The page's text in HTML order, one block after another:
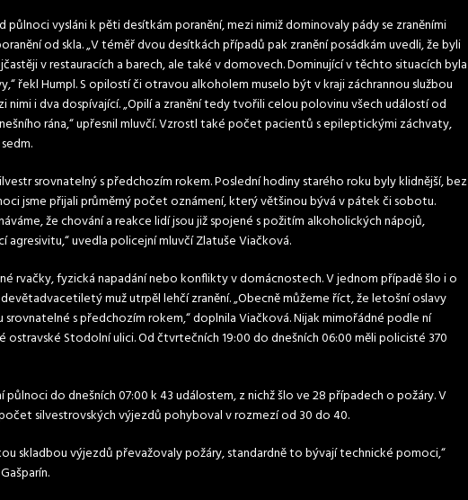
půlnoci vysláni k pěti desítkám poranění, mezi nimiž dominovaly pády se zraněními
od skla. „V téměř dvou desítkách případů pak zranění posádkám uvedli, že byli
v restauracích a barech, ale také v domovech. Dominující v těchto situacích byla
řekl Humpl. S opilostí či otravou alkoholem muselo být v kraji záchrannou službou
i dva dospívající. „Opilí a zranění tedy tvořili celou polovinu všech událostí od
rána,“ upřesnil mluvčí. Vzrostl také počet pacientů s epileptickými záchvaty,
srovnatelný s předchozím rokem. Poslední hodiny starého roku byly klidnější, bez
jsme přijali průměrný počet oznámení, který většinou bývá v pátek či sobotu.
že chování a reakce lidí jsou již spojené s požitím alkoholických nápojů,
agresivitu,“ uvedla policejní mluvčí Zlatuše Viačková.
rvačky, fyzická napadání nebo konflikty v domácnostech. V jednom případě šlo i o
muž utrpěl lehčí zranění. „Obecně můžeme říct, že letošní oslavy
s předchozím rokem,“ doplnila Viačková. Nijak mimořádné podle ní
ostravské Stodolní ulici. Od čtvrtečních 19:00 do dnešních 06:00 měli policisté 370
do dnešních 07:00 k 43 událostem, z nichž šlo ve 28 případech o požáry. V
silvestrovských výjezdů pohyboval v rozmezí od 30 do 40.
skladbou výjezdů převažovaly požáry, standardně to bývají technické pomoci,“